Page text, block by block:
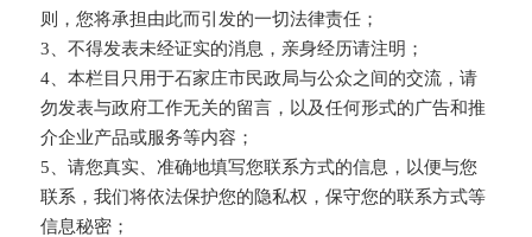
则，您将承担由此而引发的一切法律责任；
3、不得发表未经证实的消息，亲身经历请注明；
4、本栏目只用于石家庄市民政局与公众之间的交流，请
勿发表与政府工作无关的留言，以及任何形式的广告和推
介企业产品或服务等内容；
5、请您真实、准确地填写您联系方式的信息，以便与您
联系，我们将依法保护您的隐私权，保守您的联系方式等
信息秘密；